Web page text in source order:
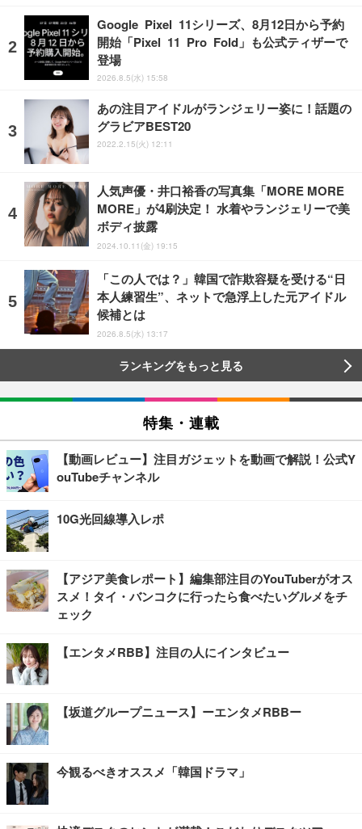
Google Pixel 11シリーズ、8月12日から予約
開始「Pixel 11 Pro Fold」も公式ティザーで
登場
2026.8.5(水) 15:58
あの注目アイドルがランジェリー姿に！話題の
グラビアBEST20
2022.2.15(火) 12:11
人気声優・井口裕香の写真集「MORE MORE
MORE」が4刷決定！ 水着やランジェリーで美
ボディ披露
2024.10.11(金) 19:15
「この人では？」韓国で詐欺容疑を受ける“日
本人練習生”、ネットで急浮上した元アイドル
候補とは
2026.8.5(水) 13:17
ランキングをもっと見る
特集・連載
【動画レビュー】注目ガジェットを動画で解説！公式Y
ouTubeチャンネル
10G光回線導入レポ
【アジア美食レポート】編集部注目のYouTuberがオス
スメ！タイ・バンコクに行ったら食べたいグルメをチ
ェック
【エンタメRBB】注目の人にインタビュー
【坂道グループニュース】ーエンタメRBBー
今観るべきオススメ「韓国ドラマ」